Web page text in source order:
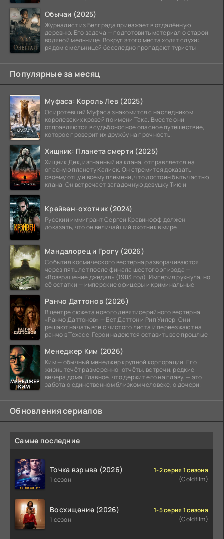
Обычаи (2025)
Журналист из Белграда приезжает в отдалённую
деревню. Его задача — подготовить материал о старой
водяной мельнице. Вокруг этого места ходят слухи:
рядом с мельницей бесследно пропадают туристы.
Популярные за месяц
Муфаса: Король Лев (2025)
Осиротевший Муфаса знакомится с наследником
королевских кровей по имени Така. Вместе они
отправляются в судьбоносное опасное путешествие,
которое проверит их дружбу на прочность.
Хищник: Планета смерти (2025)
Хищник Дек, изгнанный из клана, отправляется на
опасную планету Калиск. Он стремится доказать
своему отцу и всему племени, что достоин быть частью
клана. Он встречает загадочную девушку Тию и
Крейвен-охотник (2024)
Русский иммигрант Сергей Кравинофф должен
доказать, что он величайший охотник в мире.
Мандалорец и Грогу (2026)
События космического вестерна разворачиваются
через пять лет после финала шестого эпизода —
«Возвращение джедая» (1983 год). Империя рухнула, но
её остатки — имперские офицеры и криминальные
Ранчо Даттонов (2026)
В центре сюжета нового девятисерийного вестерна
«Ранчо Даттонов» — Бет Даттон и Рип Уилер. Они
решают начать всё с чистого листа и переезжают на
ранчо в Техасе. Герои надеются оставить все прошлые
Менеджер Ким (2026)
Ким — обычный менеджер крупной корпорации. Его
жизнь течёт размеренно: отчёты, встречи, редкие
вечера дома. Главное, что держит его на плаву, — это
забота о единственном близком человеке, о дочери.
Обновления сериалов
Самые последние
Точка взрыва (2026)
1 сезон
1-2 серия 1 сезона
(Coldfilm)
Восхищение (2026)
1 сезон
1-5 серия 1 сезона
(Coldfilm)